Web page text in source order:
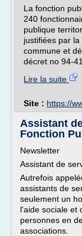
La fonction
240
publique
justifiées par
commune et
décret no 94-
Lire la suite
Site : https://
Assistant
Fonction
Newsletter
Assistant de
Autrefois
assistants de
seulement un
l'aide sociale et
personnes en
associations.